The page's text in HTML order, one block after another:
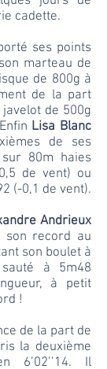
cadette.
ses points
marteau de
de 800g à
de la part
de 500g
Lisa Blanc
de ses
80m haies
de vent) ou
(-0,1 de vent).
Andrieux
son record au
son boulet à
à 5m48
à petit
!
de la part de
la deuxième
6’02’’14. Il